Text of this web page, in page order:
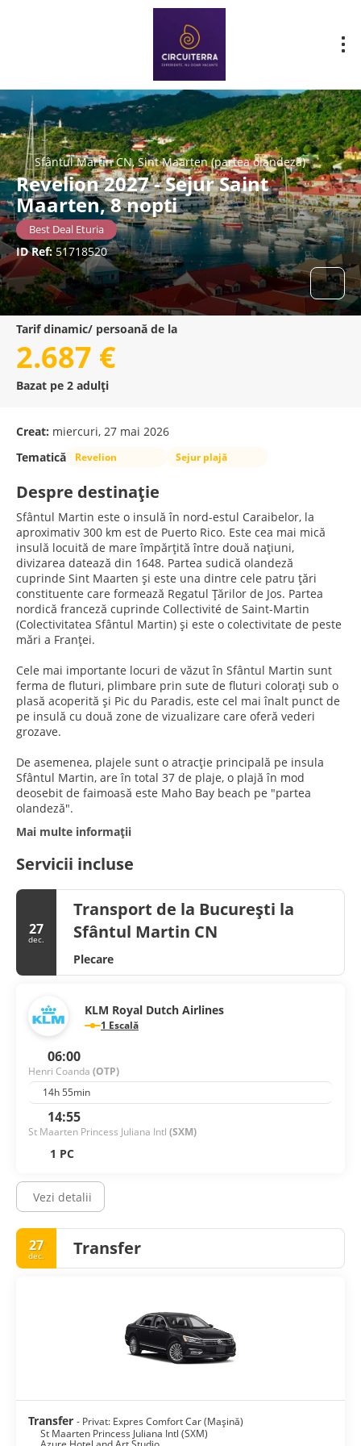
Sfântul Martin CN, Sint Maarten (partea olandeză)
Revelion 2027 - Sejur Saint
Maarten, 8 nopti
Best Deal Eturia
ID Ref:51718520
Tarif dinamic/ persoană de la
2.687 €
Bazat pe 2 adulți
Creat: miercuri, 27 mai 2026
Tematică
Revelion Sejur plajă
Despre destinație
Sfântul Martin este o insulă în nord-estul Caraibelor, la
aproximativ 300 km est de Puerto Rico. Este cea mai mică
insulă locuită de mare împărțită între două națiuni,
divizarea datează din 1648. Partea sudică olandeză
cuprinde Sint Maarten și este una dintre cele patru țări
constituente care formează Regatul Țărilor de Jos. Partea
nordică franceză cuprinde Collectivité de Saint-Martin
(Colectivitatea Sfântul Martin) și este o colectivitate de peste
mări a Franței.
Cele mai importante locuri de văzut în Sfântul Martin sunt
ferma de fluturi, plimbare prin sute de fluturi colorați sub o
plasă acoperită și Pic du Paradis, este cel mai înalt punct de
pe insulă cu două zone de vizualizare care oferă vederi
grozave.
De asemenea, plajele sunt o atracție principală pe insula
Sfântul Martin, are în total 37 de plaje, o plajă în mod
deosebit de faimoasă este Maho Bay beach pe "partea
olandeză".
Mai multe informații
Servicii incluse
27
dec.
Transport de la București la
Sfântul Martin CN
Plecare
KLM Royal Dutch Airlines
1 Escală
06:00
Henri Coanda (OTP)
14h 55min
14:55
St Maarten Princess Juliana Intl (SXM)
1 PC
Vezi detalii
27
dec. Transfer
Transfer - Privat: Expres Comfort Car (Mașină)
St Maarten Princess Juliana Intl (SXM)